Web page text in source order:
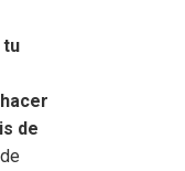
tu
de